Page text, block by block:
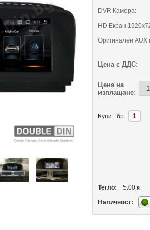
DVR Камера:
HD Екран
Оригинален AUX
Цена с ДДС:
Цена на
изплащане:
Купи бр.
Тегло: 5.00 кг
Наличност: